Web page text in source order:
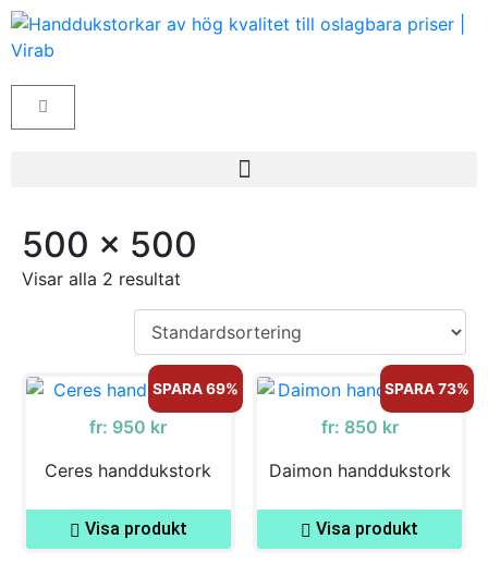
500 x 500
Visar alla 2 resultat
SPARA 69%
fr: 950 kr
Ceres handdukstork
Visa produkt
SPARA 73%
fr: 850 kr
Daimon handdukstork
Visa produkt